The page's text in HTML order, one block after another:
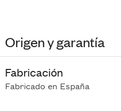
Origen y garantía
Fabricación
Fabricado en España